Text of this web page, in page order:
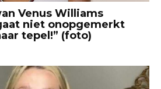
Venus Williams
niet onopgemerkt
tepel!” (foto)